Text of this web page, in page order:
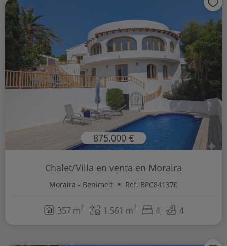
875.000 €
Chalet/Villa en venta en Moraira
Moraira - Benimeit Ref. BPC841370
357 m2 1.561 m2 4 4